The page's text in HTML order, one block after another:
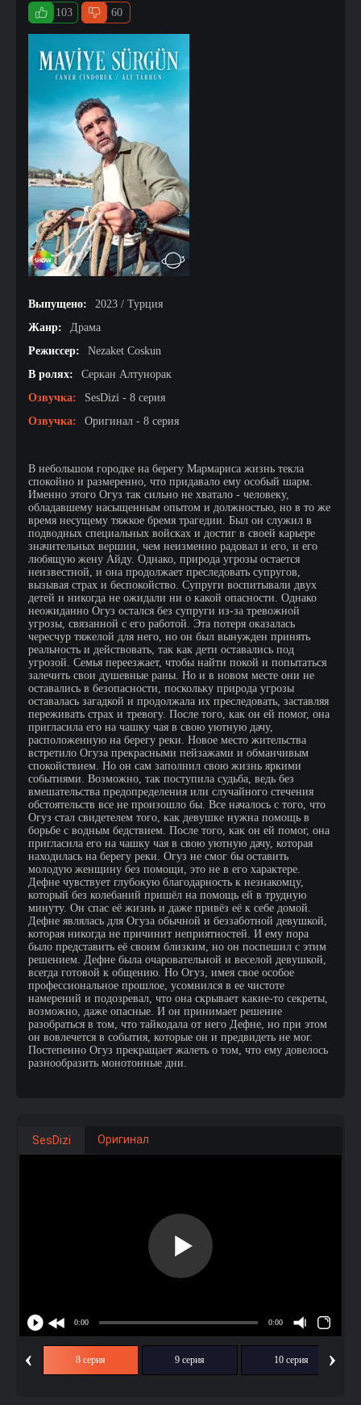
103 60
Выпущено:
2023 / Турция
Жанр:
Драма
Режиссер:
Nezaket Coskun
В ролях:
Серкан Алтунорак
Озвучка:
SesDizi - 8 серия
Озвучка:
Оригинал - 8 серия
В небольшом городке на берегу Мармариса жизнь текла
спокойно и размеренно, что придавало ему особый шарм.
Именно этого Огуз так сильно не хватало - человеку,
обладавшему насыщенным опытом и должностью, но в то же
время несущему тяжкое бремя трагедии. Был он служил в
подводных специальных войсках и достиг в своей карьере
значительных вершин, чем неизменно радовал и его, и его
любящую жену Айду. Однако, природа угрозы остается
неизвестной, и она продолжает преследовать супругов,
вызывая страх и беспокойство. Супруги воспитывали двух
детей и никогда не ожидали ни о какой опасности. Однако
неожиданно Огуз остался без супруги из-за тревожной
угрозы, связанной с его работой. Эта потеря оказалась
чересчур тяжелой для него, но он был вынужден принять
реальность и действовать, так как дети оставались под
угрозой. Семья переезжает, чтобы найти покой и попытаться
залечить свои душевные раны. Но и в новом месте они не
оставались в безопасности, поскольку природа угрозы
оставалась загадкой и продолжала их преследовать, заставляя
переживать страх и тревогу. После того, как он ей помог, она
пригласила его на чашку чая в свою уютную дачу,
расположенную на берегу реки. Новое место жительства
встретило Огуза прекрасными пейзажами и обманчивым
спокойствием. Но он сам заполнил свою жизнь яркими
событиями. Возможно, так поступила судьба, ведь без
вмешательства предопределения или случайного стечения
обстоятельств все не произошло бы. Все началось с того, что
Огуз стал свидетелем того, как девушке нужна помощь в
борьбе с водным бедствием. После того, как он ей помог, она
пригласила его на чашку чая в свою уютную дачу, которая
находилась на берегу реки. Огуз не смог бы оставить
молодую женщину без помощи, это не в его характере.
Дефне чувствует глубокую благодарность к незнакомцу,
который без колебаний пришёл на помощь ей в трудную
минуту. Он спас её жизнь и даже привёз её к себе домой.
Дефне являлась для Огуза обычной и беззаботной девушкой,
которая никогда не причинит неприятностей. И ему пора
было представить её своим близким, но он поспешил с этим
решением. Дефне была очаровательной и веселой девушкой,
всегда готовой к общению. Но Огуз, имея свое особое
профессиональное прошлое, усомнился в ее чистоте
намерений и подозревал, что она скрывает какие-то секреты,
возможно, даже опасные. И он принимает решение
разобраться в том, что тайкодала от него Дефне, но при этом
он вовлечется в события, которые он и предвидеть не мог.
Постепенно Огуз прекращает жалеть о том, что ему довелось
разнообразить монотонные дни.
SesDizi Оригинал
‹ 8 серия 9 серия 10 серия ›